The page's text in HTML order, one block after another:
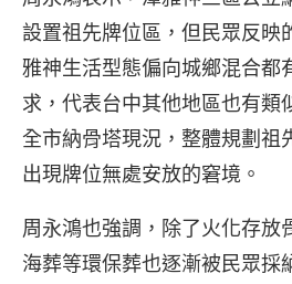
設置祖先牌位區，但民眾反映
雅神生活型態偏向城鄉混合都
求，代表台中其他地區也有類
全市納骨塔現況，整體規劃祖
出現牌位無處安放的窘境。
周永鴻也強調，除了火化存放
海葬等環保葬也逐漸被民眾採